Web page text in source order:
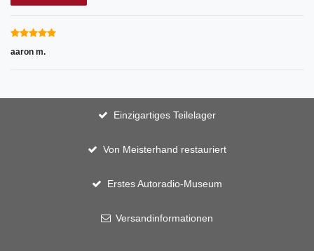
aaron m.
Einzigartiges Teilelager
Von Meisterhand restauriert
Erstes Autoradio-Museum
Versandinformationen